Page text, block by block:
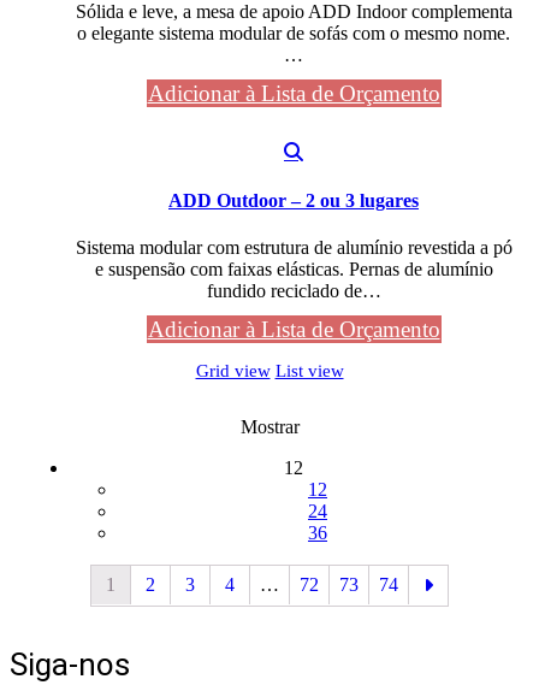
Sólida e leve, a mesa de apoio ADD Indoor complementa
o elegante sistema modular de sofás com o mesmo nome.
…
Adicionar à Lista de Orçamento
ADD Outdoor – 2 ou 3 lugares
Sistema modular com estrutura de alumínio revestida a pó
e suspensão com faixas elásticas. Pernas de alumínio
fundido reciclado de…
Adicionar à Lista de Orçamento
Grid view List view
Mostrar
12
12
24
36
1 2 3 4 … 72 73 74
Siga-nos